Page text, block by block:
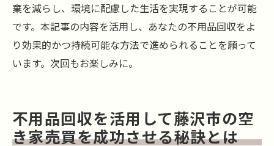
棄を減らし、環境に配慮した生活を実現することが可能
です。本記事の内容を活用し、あなたの不用品回収をよ
り効果的かつ持続可能な方法で進められることを願って
います。次回もお楽しみに。
不用品回収を活用して藤沢市の空
き家売買を成功させる秘訣とは